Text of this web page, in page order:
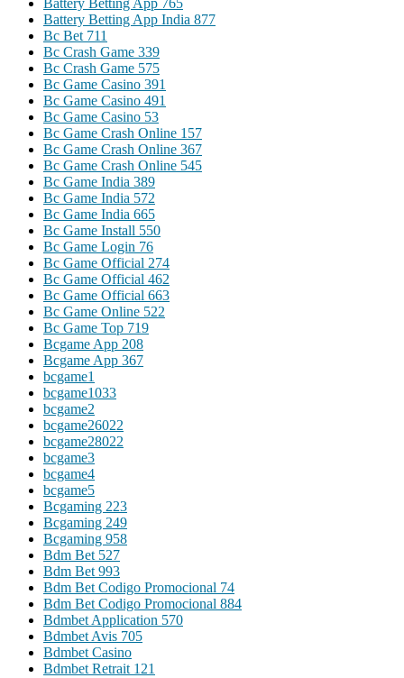
Battery Betting App India 877
Bc Bet 711
Bc Crash Game 339
Bc Crash Game 575
Bc Game Casino 391
Bc Game Casino 491
Bc Game Casino 53
Bc Game Crash Online 157
Bc Game Crash Online 367
Bc Game Crash Online 545
Bc Game India 389
Bc Game India 572
Bc Game India 665
Bc Game Install 550
Bc Game Login 76
Bc Game Official 274
Bc Game Official 462
Bc Game Official 663
Bc Game Online 522
Bc Game Top 719
Bcgame App 208
Bcgame App 367
bcgame1
bcgame1033
bcgame2
bcgame26022
bcgame28022
bcgame3
bcgame4
bcgame5
Bcgaming 223
Bcgaming 249
Bcgaming 958
Bdm Bet 527
Bdm Bet 993
Bdm Bet Codigo Promocional 74
Bdm Bet Codigo Promocional 884
Bdmbet Application 570
Bdmbet Avis 705
Bdmbet Casino
Bdmbet Retrait 121